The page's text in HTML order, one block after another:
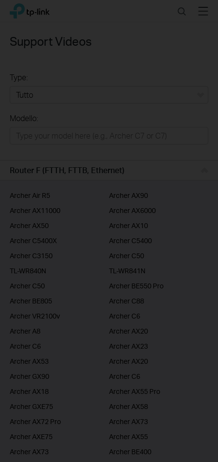
Click
navigation
TP-Link, Reliably Smart SearchMenu
Support Videos
Type:
Business
Modello:
Router F (FTTH, FTTB, Ethernet)
Archer Air R5
Archer AX90
Archer AX11000
Archer AX6000
Archer AX50
Archer AX10
Archer C5400X
Archer C5400
Archer C3150
Archer C50
TL-WR840N
TL-WR841N
Archer C50
Archer BE550 Pro
Archer BE805
Archer C88
Archer VR2100v
Archer C6
Archer A8
Archer AX20
Archer C6
Archer AX23
Archer AX53
Archer AX20
Archer GX90
Archer C6
Archer AX18
Archer AX55 Pro
Archer GXE75
Archer AX58
Archer AX72 Pro
Archer AX73
Archer AXE75
Archer AX55
Archer AX73
Archer BE400